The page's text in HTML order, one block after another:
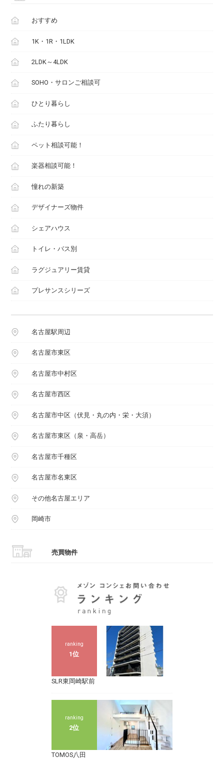
おすすめ
1K・1R・1LDK
2LDK～4LDK
SOHO・サロンご相談可
ひとり暮らし
ふたり暮らし
ペット相談可能！
楽器相談可能！
憧れの新築
デザイナーズ物件
シェアハウス
トイレ・バス別
ラグジュアリー賃貸
プレサンスシリーズ
名古屋駅周辺
名古屋市東区
名古屋市中村区
名古屋市西区
名古屋市中区（伏見・丸の内・栄・大須）
名古屋市東区（泉・高岳）
名古屋市千種区
名古屋市名東区
その他名古屋エリア
岡崎市
売買物件
ranking
1位
SLR東岡崎駅前
ranking
2位
TOMOS八田